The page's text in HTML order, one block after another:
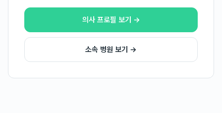
의사 프로필 보기 →
소속 병원 보기 →